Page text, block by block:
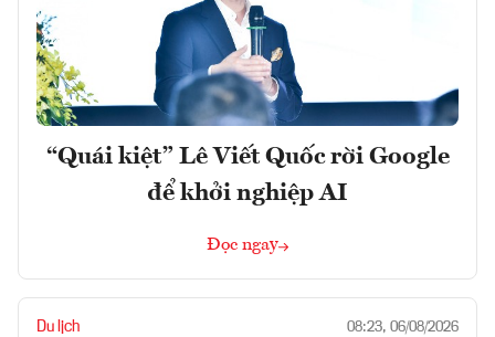
“Quái kiệt” Lê Viết Quốc rời Google
để khởi nghiệp AI
Đọc ngay
Du lịch 08:23, 06/08/2026